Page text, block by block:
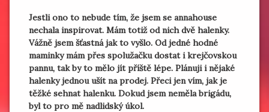
Jestli ono to nebude tím, že jsem se annahouse
nechala inspirovat. Mám totiž od nich dvě halenky.
Vážně jsem šťastná jak to vyšlo. Od jedné hodné
maminky mám přes spolužačku dostat i krejčovskou
pannu, tak by to mělo jít příště lépe. Plánuji i nějaké
halenky jednou ušít na prodej. Přeci jen vím, jak je
těžké sehnat halenku. Dokud jsem neměla brigádu,
byl to pro mě nadlidský úkol.